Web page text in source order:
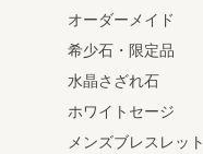
オーダーメイド
希少石・限定品
水晶さざれ石
ホワイトセージ
メンズブレスレット